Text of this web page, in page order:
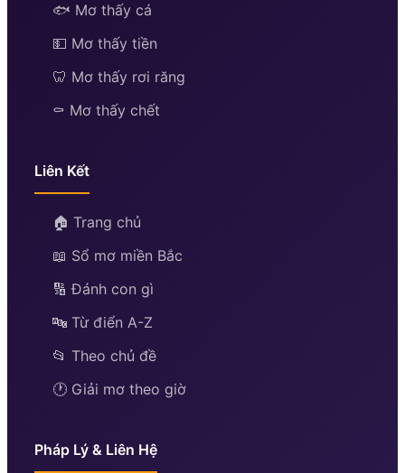
🐟 Mơ thấy cá
💵 Mơ thấy tiền
🦷 Mơ thấy rơi răng
⚰️ Mơ thấy chết
Liên Kết
🏠 Trang chủ
📖 Sổ mơ miền Bắc
🔢 Đánh con gì
🔤 Từ điển A-Z
📂 Theo chủ đề
🕐 Giải mơ theo giờ
Pháp Lý & Liên Hệ